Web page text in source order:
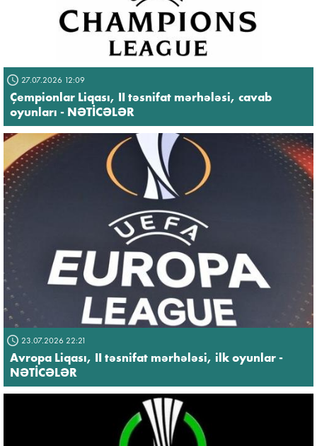
27.07.2026 12:09
Çempionlar Liqası, II təsnifat mərhələsi, cavab
oyunları - NƏTİCƏLƏR
23.07.2026 22:21
Avropa Liqası, II təsnifat mərhələsi, ilk oyunlar -
NƏTİCƏLƏR